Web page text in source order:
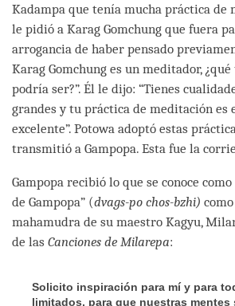
Kadampa que tenía mucha práctica de
le pidió a Karag Gomchung que fuera
arrogancia de haber pensado
Karag Gomchung es un meditador,
podría ser?”. Él le dijo: “Tienes
grandes y tu práctica de meditación es
excelente”. Potowa adoptó estas
transmitió a Gampopa. Esta fue la
Gampopa recibió lo que se conoce
de Gampopa” (dvags-po chos-bzhi)
mahamudra de su maestro Kagyu,
de las Canciones de Milarepa:
Solicito inspiración para mí y para
limitados, para que nuestras mentes